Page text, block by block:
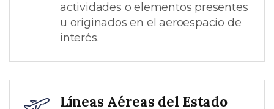
actividades o elementos presentes
u originados en el aeroespacio de
interés.
Líneas Aéreas del Estado